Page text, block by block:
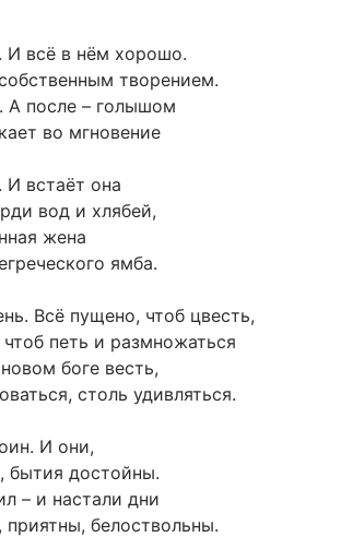
И всё в нём хорошо.
творением.
А после – голышом
во мгновение
И встаёт она
вод и хлябей,
жена
ямба.
Всё пущено, чтоб цвесть,
петь и размножаться
боге весть,
столь удивляться.
И они,
бытия достойны.
– и настали дни
приятны, белоствольны.